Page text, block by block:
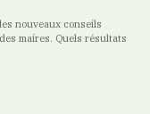
nouveaux conseils
maires. Quels résultats